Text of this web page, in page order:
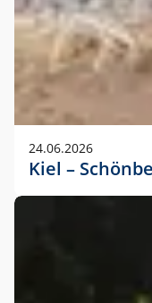
24.06.2026
Kiel –